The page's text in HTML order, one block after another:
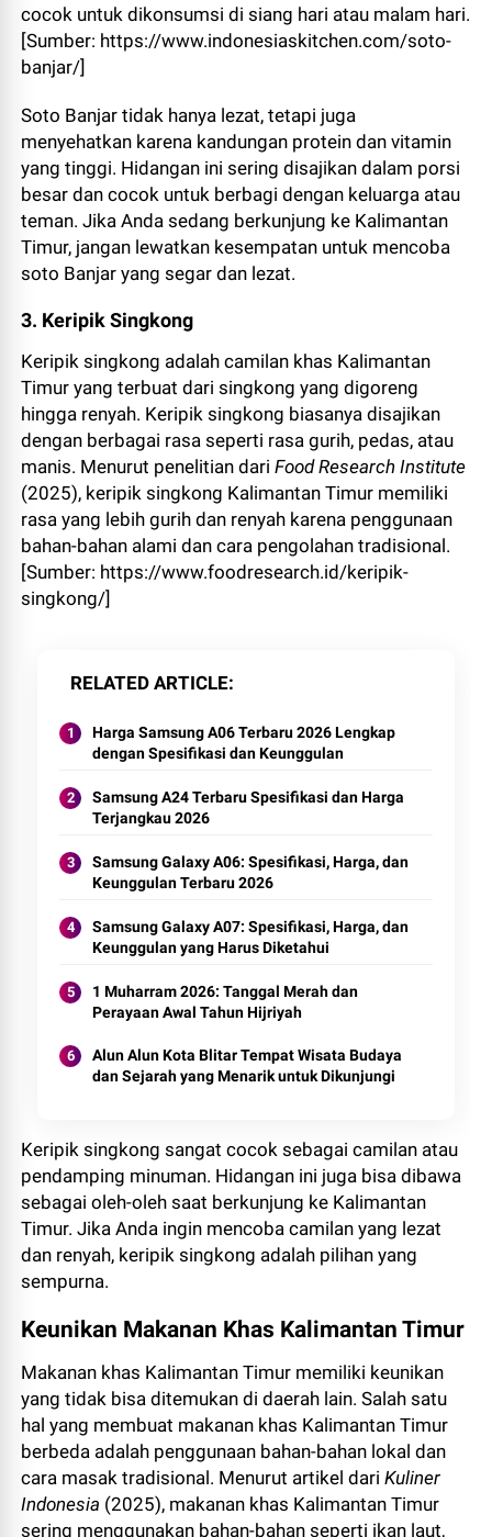
cocok untuk dikonsumsi di siang hari atau malam hari.
[Sumber: https://www.indonesiaskitchen.com/soto-
banjar/]
Soto Banjar tidak hanya lezat, tetapi juga
menyehatkan karena kandungan protein dan vitamin
yang tinggi. Hidangan ini sering disajikan dalam porsi
besar dan cocok untuk berbagi dengan keluarga atau
teman. Jika Anda sedang berkunjung ke Kalimantan
Timur, jangan lewatkan kesempatan untuk mencoba
soto Banjar yang segar dan lezat.
3. Keripik Singkong
Keripik singkong adalah camilan khas Kalimantan
Timur yang terbuat dari singkong yang digoreng
hingga renyah. Keripik singkong biasanya disajikan
dengan berbagai rasa seperti rasa gurih, pedas, atau
manis. Menurut penelitian dariFood Research Institute
(2025), keripik singkong Kalimantan Timur memiliki
rasa yang lebih gurih dan renyah karena penggunaan
bahan-bahan alami dan cara pengolahan tradisional.
[Sumber: https://www.foodresearch.id/keripik-
singkong/]
RELATED ARTICLE
Harga Samsung A06 Terbaru 2026 Lengkap
dengan Spesifikasi dan Keunggulan
Samsung A24 Terbaru Spesifikasi dan Harga
Terjangkau 2026
Samsung Galaxy A06: Spesifikasi, Harga, dan
Keunggulan Terbaru 2026
Samsung Galaxy A07: Spesifikasi, Harga, dan
Keunggulan yang Harus Diketahui
1 Muharram 2026: Tanggal Merah dan
Perayaan Awal Tahun Hijriyah
Alun Alun Kota Blitar Tempat Wisata Budaya
dan Sejarah yang Menarik untuk Dikunjungi
Keripik singkong sangat cocok sebagai camilan atau
pendamping minuman. Hidangan ini juga bisa dibawa
sebagai oleh-oleh saat berkunjung ke Kalimantan
Timur. Jika Anda ingin mencoba camilan yang lezat
dan renyah, keripik singkong adalah pilihan yang
sempurna.
Keunikan Makanan Khas Kalimantan Timur
Makanan khas Kalimantan Timur memiliki keunikan
yang tidak bisa ditemukan di daerah lain. Salah satu
hal yang membuat makanan khas Kalimantan Timur
berbeda adalah penggunaan bahan-bahan lokal dan
cara masak tradisional. Menurut artikel dariKuliner
Indonesia (2025), makanan khas Kalimantan Timur
sering menggunakan bahan-bahan seperti ikan laut,